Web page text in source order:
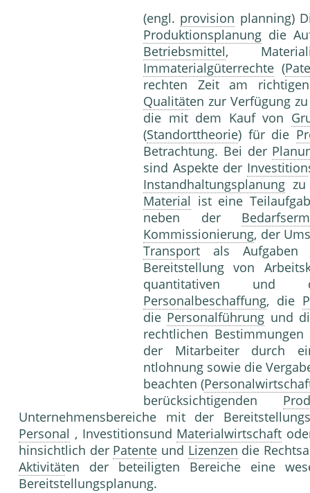
(engl. provision planning)
Produktionsplanung die
Betriebsmittel,
Immaterialgüterrechte (
rechten Zeit am
Qualitäten zur Verfügung
die mit dem Kauf von
(Standorttheorie) für die
Betrachtung. Bei der
sind Aspekte der Investition
Instandhaltungsplanung
Material ist eine
neben der
Kommissionierung, der
Transport als Aufgaben
Bereitstellung von
quantitativen und
Personalbeschaffung, die
die Personalführung und
rechtlichen
der Mitarbeiter durch
ntlohnung sowie die
beachten (
berücksichtigenden
Unternehmensbereiche mit der
Personal , Investitionsund Materialwirtschaft
hinsichtlich der Patente und Lizenzen die
Aktivitäten der beteiligten Bereiche eine
Bereitstellungsplanung.